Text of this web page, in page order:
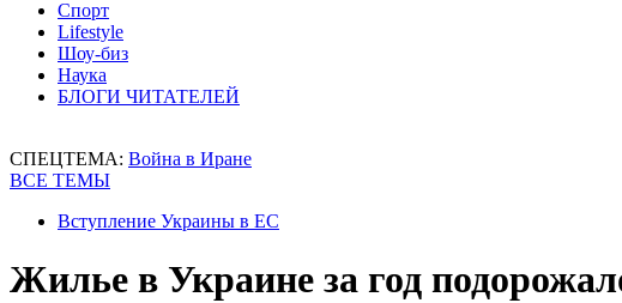
Спорт
Lifestyle
Шоу-биз
Наука
БЛОГИ ЧИТАТЕЛЕЙ
СПЕЦТЕМА: Война в Иране
ВСЕ ТЕМЫ
Вступление Украины в ЕС
Жилье в Украине за год